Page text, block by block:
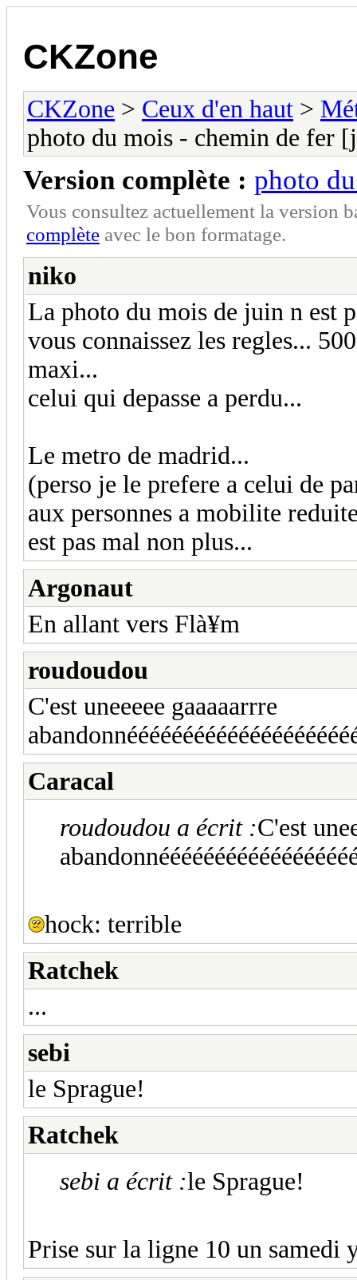
CKZone
CKZone > Ceux d'en haut >
photo du mois - chemin de fer
Version complète : photo
Vous consultez actuellement la version
complète avec le bon formatage.
niko
La photo du mois de juin n est
vous connaissez les regles...
maxi...
celui qui depasse a perdu...
Le metro de madrid...
(perso je le prefere a celui de
aux personnes a mobilite
est pas mal non plus...
Argonaut
En allant vers Flà¥m
roudoudou
C'est uneeeee gaaaaarrre
Caracal
roudoudou a écrit :C'est
hock: terrible
Ratchek
...
sebi
le Sprague!
Ratchek
sebi a écrit :le Sprague!
Prise sur la ligne 10 un samedi